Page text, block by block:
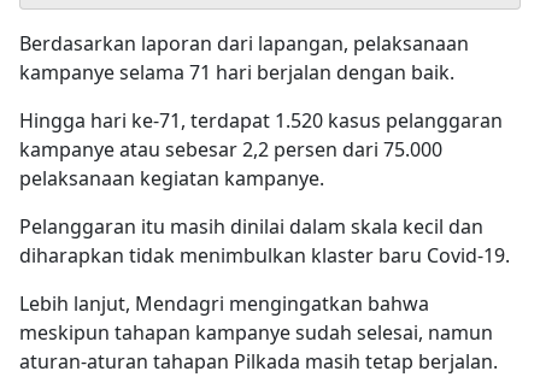
Berdasarkan laporan dari lapangan, pelaksanaan
kampanye selama 71 hari berjalan dengan baik.
Hingga hari ke-71, terdapat 1.520 kasus pelanggaran
kampanye atau sebesar 2,2 persen dari 75.000
pelaksanaan kegiatan kampanye.
Pelanggaran itu masih dinilai dalam skala kecil dan
diharapkan tidak menimbulkan klaster baru Covid-19.
Lebih lanjut, Mendagri mengingatkan bahwa
meskipun tahapan kampanye sudah selesai, namun
aturan-aturan tahapan Pilkada masih tetap berjalan.